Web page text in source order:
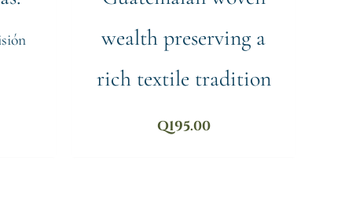
wealth preserving a
rich textile tradition
Q195.00